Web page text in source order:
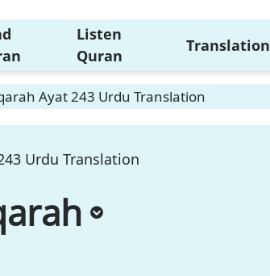
Listen
Quran
Translation
Ayat 243 Urdu Translation
Urdu Translation